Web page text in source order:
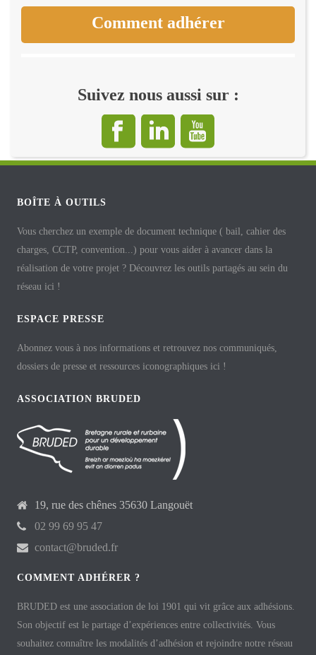
Comment adhérer
Suivez nous aussi sur :
BOÎTE À OUTILS
Vous cherchez un exemple de document technique ( bail, cahier des
charges, CCTP, convention...) pour vous aider à avancer dans la
réalisation de votre projet ? Découvrez les outils partagés au sein du
réseau ici !
ESPACE PRESSE
Abonnez vous à nos informations et retrouvez nos communiqués,
dossiers de presse et ressources iconographiques ici !
ASSOCIATION BRUDED
19, rue des chênes 35630 Langouët
02 99 69 95 47
contact@bruded.fr
COMMENT ADHÉRER ?
BRUDED est une association de loi 1901 qui vit grâce aux adhésions.
Son objectif est le partage d’expériences entre collectivités. Vous
souhaitez connaître les modalités d’adhésion et rejoindre notre réseau